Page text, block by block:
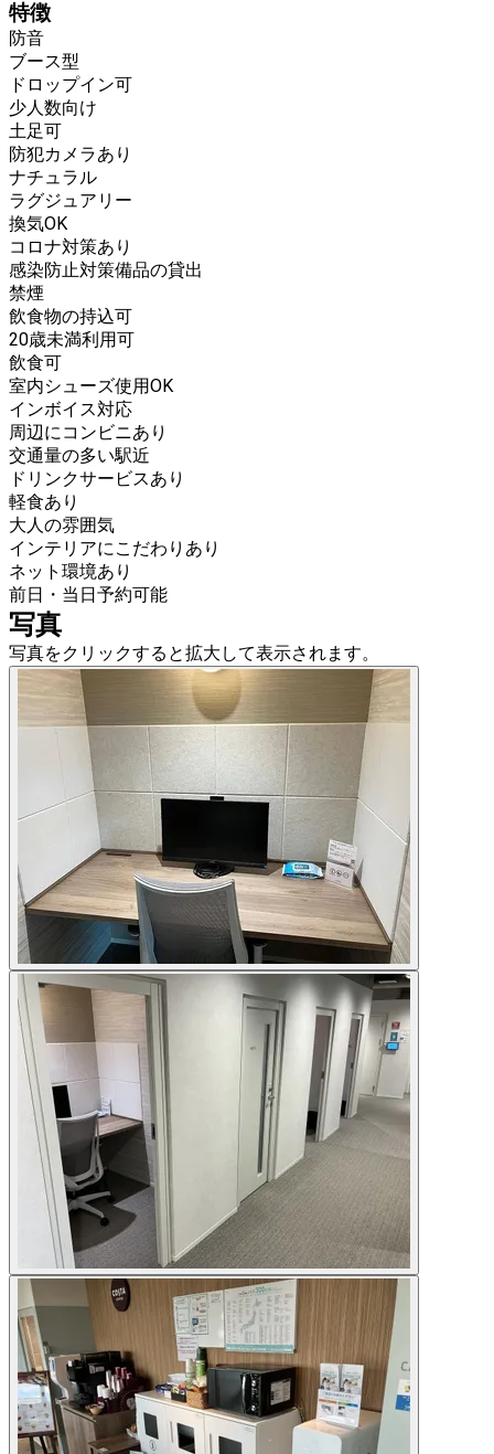
特徴
防音
ブース型
ドロップイン可
少人数向け
土足可
防犯カメラあり
ナチュラル
ラグジュアリー
換気OK
コロナ対策あり
感染防止対策備品の貸出
禁煙
飲食物の持込可
20歳未満利用可
飲食可
室内シューズ使用OK
インボイス対応
周辺にコンビニあり
交通量の多い駅近
ドリンクサービスあり
軽食あり
大人の雰囲気
インテリアにこだわりあり
ネット環境あり
前日・当日予約可能
写真
写真をクリックすると拡大して表示されます。